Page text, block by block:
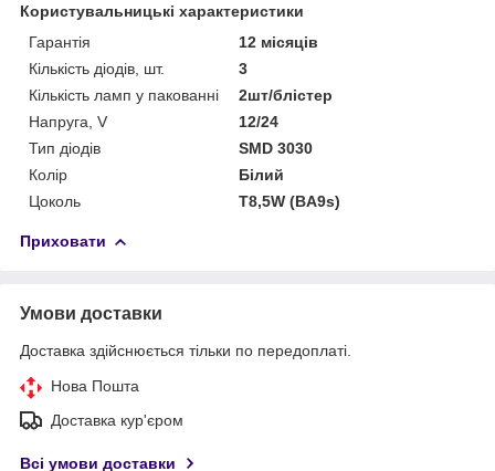
Користувальницькі характеристики
Гарантія
12 місяців
Кількість діодів, шт.
3
Кількість ламп у пакованні
2шт/блістер
Напруга, V
12/24
Тип діодів
SMD 3030
Колір
Білий
Цоколь
T8,5W (BA9s)
Приховати
Умови доставки
Доставка здійснюється тільки по передоплаті.
Нова Пошта
Доставка кур'єром
Всі умови доставки